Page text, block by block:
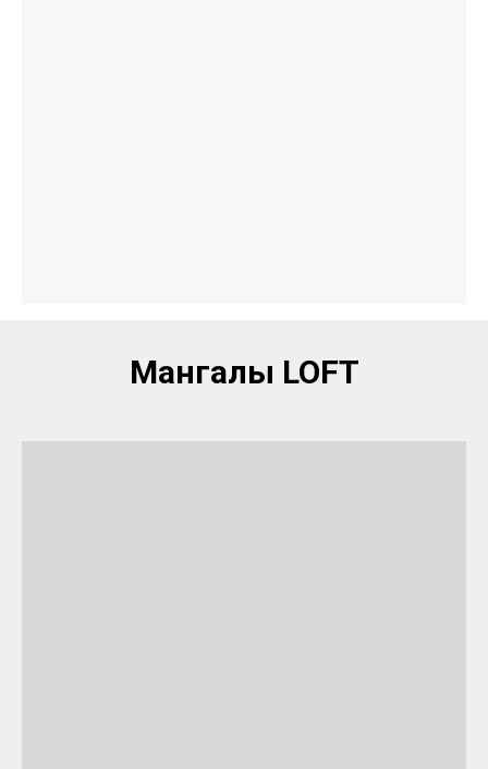
Мангалы LOFT